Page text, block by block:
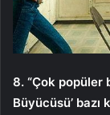
8. “Çok popüler
Büyücüsü’